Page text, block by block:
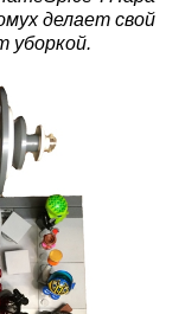
делает свой
уборкой.